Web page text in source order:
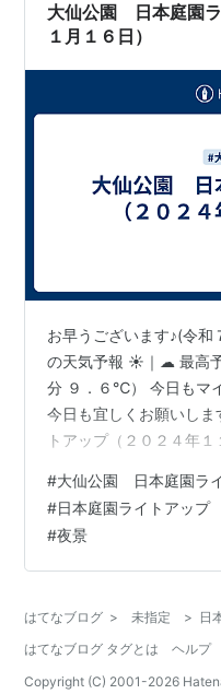
大仙公園 日本庭園
１月１６日）
お早うございます♪(令和
の天気予報 ☀｜☁ 最高
分 ９．６℃） 今日もマ
今日も宜しくお願いし
トアップ（２０２４年１
#大仙公園 日本庭園ラ
#日本庭園ライトアップ
#夜景
はてなブログ > 未指定 > 日
はてなブログ タグとは
ヘルプ
Copyright (C) 2001-2026